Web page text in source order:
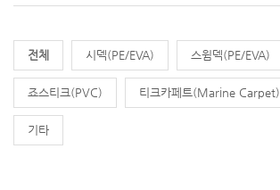
전체 시덱(PE/EVA) 스윔덱(PE/EVA)
죠스티크(PVC) 티크카페트(Marine Carpet)
기타